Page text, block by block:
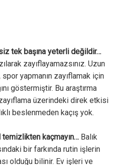
tek başına yeterli değildir…
zayıflayamazsınız. Uzun
yapmanın zayıflamak için
göstermiştir. Bu araştırma
üzerindeki direk etkisi
beslenmeden kaçış yok.
kaçmayın… Balık
bir farkında rutin işlerin
olduğu bilinir. Ev işleri ve